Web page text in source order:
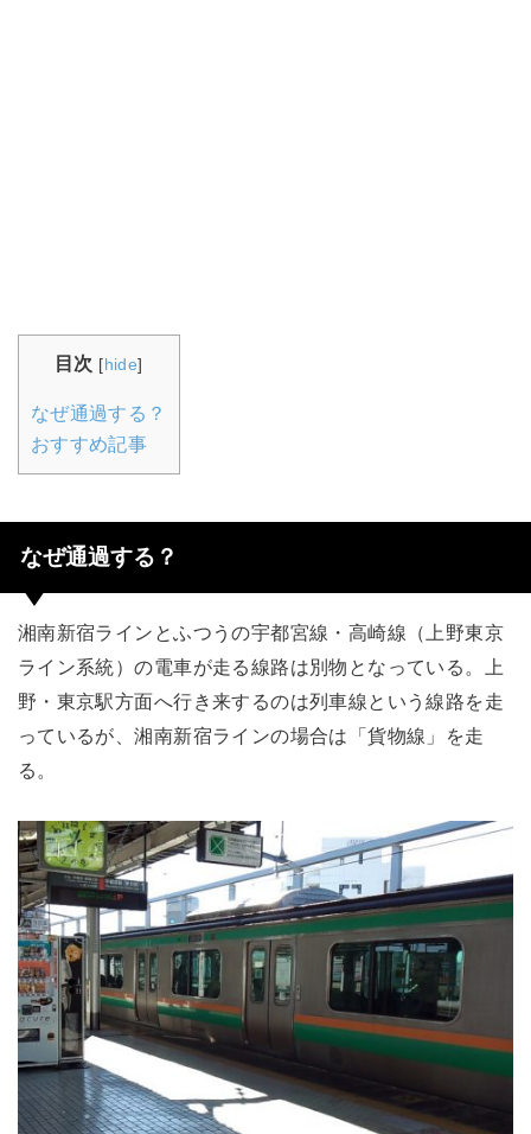
目次 [hide]
なぜ通過する？
おすすめ記事
なぜ通過する？
湘南新宿ラインとふつうの宇都宮線・高崎線（上野東京
ライン系統）の電車が走る線路は別物となっている。上
野・東京駅方面へ行き来するのは列車線という線路を走
っているが、湘南新宿ラインの場合は「貨物線」を走
る。